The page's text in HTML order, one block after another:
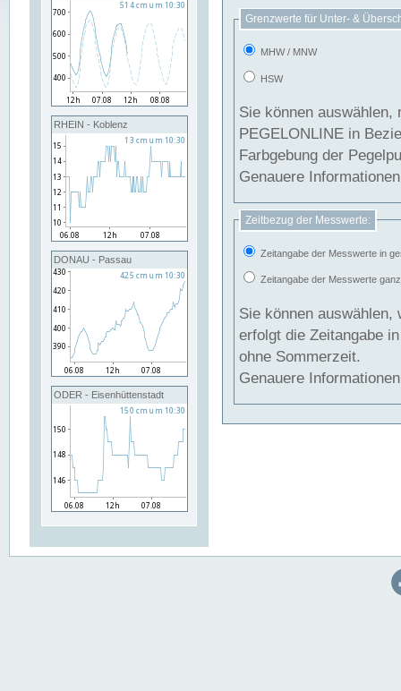
RHEIN - Koblenz
DONAU - Passau
ODER - Eisenhüttenstadt
Grenzwerte für Unter- &
MHW / MNW
HSW
Sie können
PEGELONLINE in Beziehung
Farbgebung der
Genauere
Zeitbezug der Messwerte:
Zeitangabe der Messwerte in
Zeitangabe der Messwerte
Sie können auswählen,
erfolgt die Zeitangabe
ohne Sommerzeit.
Genauere